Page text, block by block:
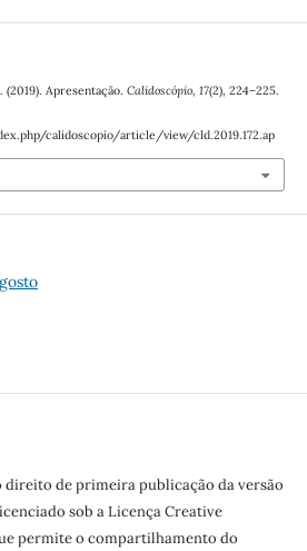
(2019). Apresentação. Calidoscópio, 17(2), 224–225.
calidoscopio/article/view/cld.2019.172.ap
direito de primeira publicação da versão
sob a Licença Creative
permite o compartilhamento do